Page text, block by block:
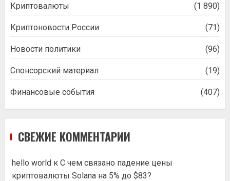
Криптовалюты (1 890)
Криптоновости России (71)
Новости политики (96)
Спонсорский материал (19)
Финансовые события (407)
СВЕЖИЕ КОММЕНТАРИИ
hello world к С чем связано падение цены
криптовалюты Solana на 5% до $83?